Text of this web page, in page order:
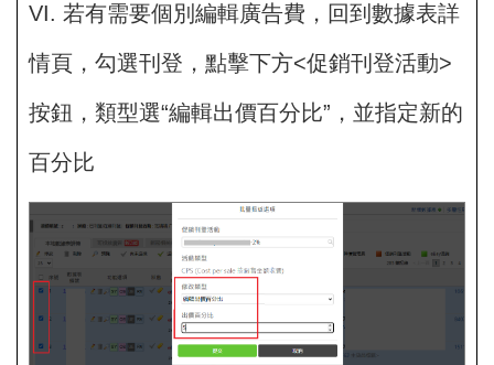
VI. 若有需要個別編輯廣告費，回到數據表詳
情頁，勾選刊登，點擊下方<促銷刊登活動>
按鈕，類型選“編輯出價百分比”，並指定新的
百分比